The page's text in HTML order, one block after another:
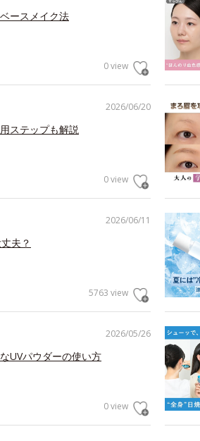
ースメイク法
0 view
2026/06/20
ステップも解説
0 view
2026/06/11
夫？
5763 view
2026/05/26
UVパウダーの使い方
0 view